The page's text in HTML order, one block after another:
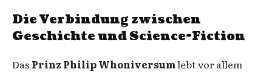
Die Verbindung zwischen
Geschichte und Science-Fiction
Das Prinz Philip Whoniversumlebt vor allem